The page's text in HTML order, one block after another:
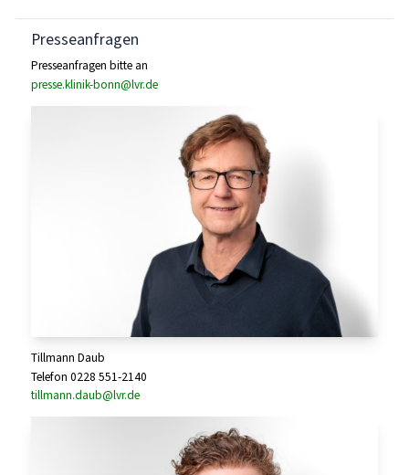
Presseanfragen
Presseanfragen bitte an
presse.klinik-bonn@lvr.de
Tillmann Daub
Telefon 0228 551-2140
tillmann.daub@lvr.de